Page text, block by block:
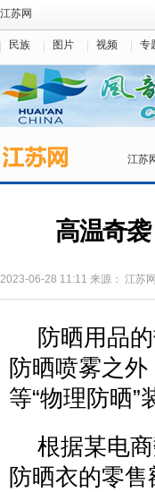
江苏网
民族 图片 视频 专
江苏
高温奇
2023-06-28 11:11 来源： 江苏网
防晒用品
防晒喷雾之
等“物理防晒”
根据某电
防晒衣的零